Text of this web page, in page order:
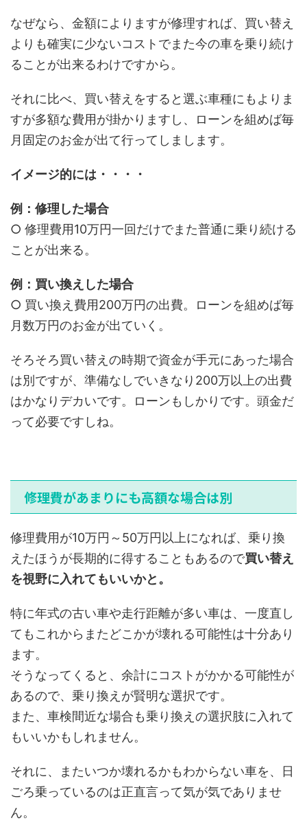
なぜなら、金額によりますが修理すれば、買い替え
よりも確実に少ないコストでまた今の車を乗り続け
ることが出来るわけですから。
それに比べ、買い替えをすると選ぶ車種にもよりま
すが多額な費用が掛かりますし、ローンを組めば毎
月固定のお金が出て行ってしまします。
イメージ的には・・・・
例：修理した場合
○ 修理費用10万円一回だけでまた普通に乗り続ける
ことが出来る。
例：買い換えした場合
○ 買い換え費用200万円の出費。ローンを組めば毎
月数万円のお金が出ていく。
そろそろ買い替えの時期で資金が手元にあった場合
は別ですが、準備なしでいきなり200万以上の出費
はかなりデカいです。ローンもしかりです。頭金だ
って必要ですしね。
修理費があまりにも高額な場合は別
修理費用が10万円～50万円以上になれば、乗り換
えたほうが長期的に得することもあるので買い替え
を視野に入れてもいいかと。
特に年式の古い車や走行距離が多い車は、一度直し
てもこれからまたどこかが壊れる可能性は十分あり
ます。
そうなってくると、余計にコストがかかる可能性が
あるので、乗り換えが賢明な選択です。
また、車検間近な場合も乗り換えの選択肢に入れて
もいいかもしれません。
それに、またいつか壊れるかもわからない車を、日
ごろ乗っているのは正直言って気が気でありませ
ん。